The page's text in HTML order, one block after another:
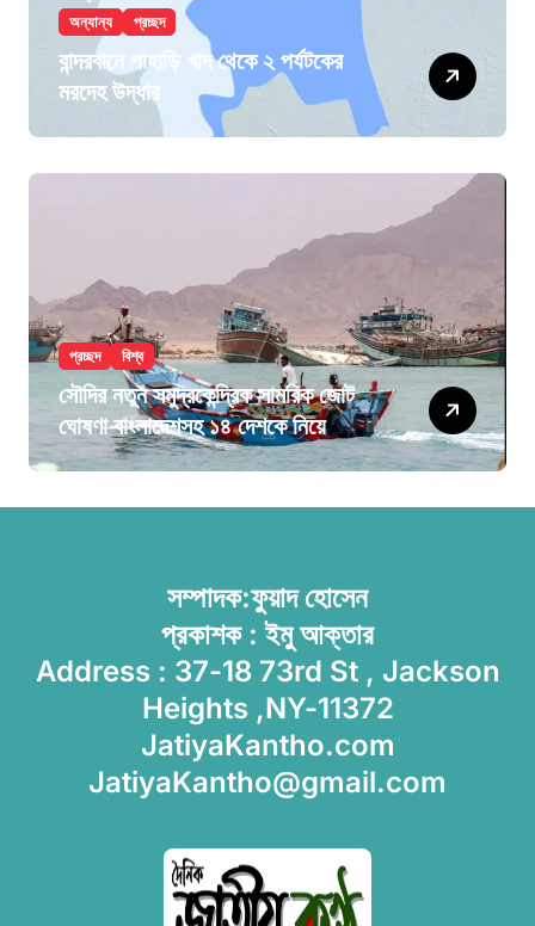
অন্যান্য প্রচ্ছদ
বান্দরবানে পাহাড়ি খাদ থেকে ২ পর্যটকের
মরদেহ উদ্ধার
প্রচ্ছদ বিশ্ব
সৌদির নতুন সমুদ্রকেন্দ্রিক সামরিক জোট
ঘোষণা বাংলাদেশসহ ১৪ দেশকে নিয়ে
সম্পাদক:ফুয়াদ হোসেন
প্রকাশক : ইমু আক্তার
Address : 37-18 73rd St , Jackson
Heights ,NY-11372
JatiyaKantho.com
JatiyaKantho@gmail.com